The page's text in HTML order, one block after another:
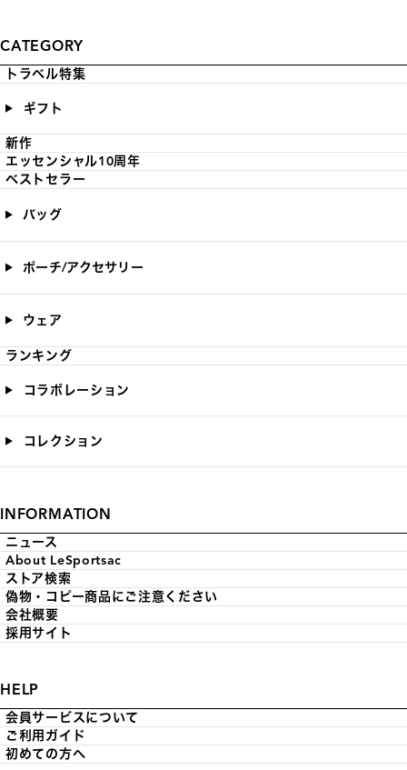
CATEGORY
トラベル特集
ギフト
新作
エッセンシャル10周年
ベストセラー
バッグ
ポーチ/アクセサリー
ウェア
ランキング
コラボレーション
コレクション
INFORMATION
ニュース
About LeSportsac
ストア検索
偽物・コピー商品にご注意ください
会社概要
採用サイト
HELP
会員サービスについて
ご利用ガイド
初めての方へ